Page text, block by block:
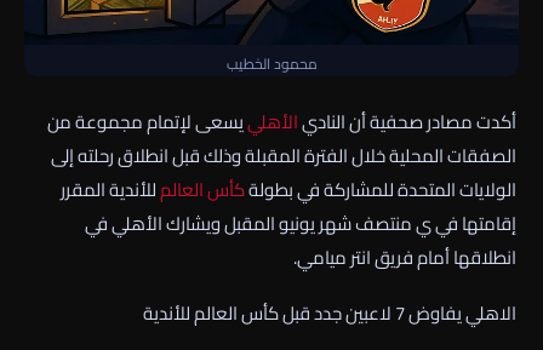
محمود الخطيب
أكدت مصادر صحفية أن الناديالأهلييسعى لإتمام مجموعة من
الصفقات المحلية خلال الفترة المقبلة وذلك قبل انطلاق رحلته إلى
الولايات المتحدة للمشاركة في بطولةكأس العالمللأندية المقرر
إقامتها في ي منتصف شهر يونيو المقبل ويشارك الأهلي في
انطلاقها أمام فريق انتر ميامي.
الاهلي يفاوض 7 لاعبين جدد قبل كأس العالم للأندية